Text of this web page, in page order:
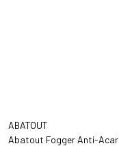
ABATOUT
Abatout Fogger Anti-